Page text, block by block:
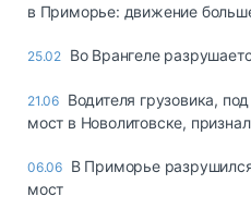
в Приморье: движение
25.02 Во Врангеле
21.06 Водителя грузовика,
мост в Новолитовске,
06.06 В Приморье
мост